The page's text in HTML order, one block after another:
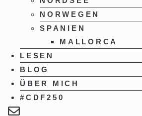
NORWEGEN
SPANIEN
MALLORCA
LESEN
BLOG
ÜBER MICH
#CDF250